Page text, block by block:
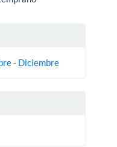
- Diciembre